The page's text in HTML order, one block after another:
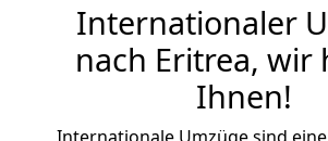
Internationaler
nach Eritrea, wir
Ihnen!